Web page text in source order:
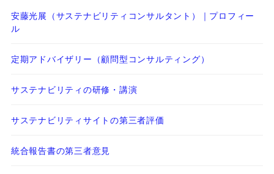
安藤光展（サステナビリティコンサルタント）｜プロフィー
ル
定期アドバイザリー（顧問型コンサルティング）
サステナビリティの研修・講演
サステナビリティサイトの第三者評価
統合報告書の第三者意見